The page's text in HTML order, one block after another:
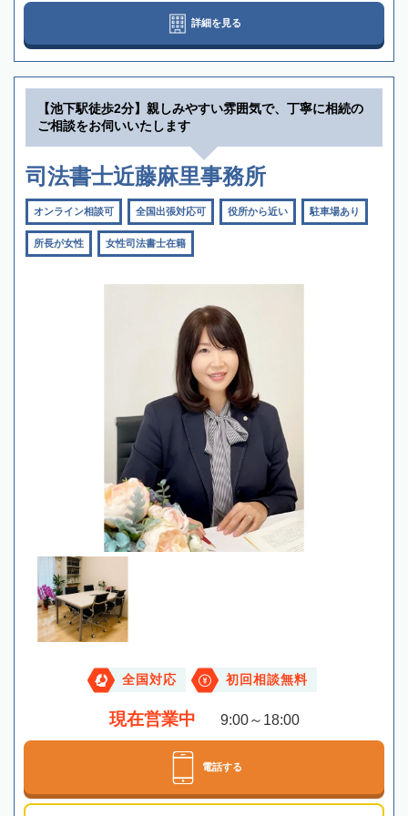
詳細を見る
【池下駅徒歩2分】親しみやすい雰囲気で、丁寧に相続の
ご相談をお伺いいたします
司法書士近藤麻里事務所
オンライン相談可 全国出張対応可 役所から近い 駐車場あり
所長が女性 女性司法書士在籍
全国対応 初回相談無料
現在営業中 9:00～18:00
電話する